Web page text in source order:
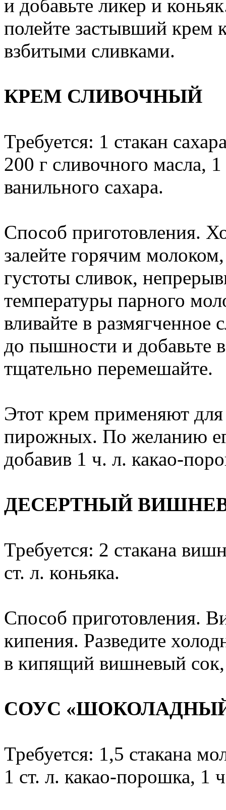
и добавьте ликер и
полейте застывший крем
взбитыми сливками.
КРЕМ СЛИВОЧНЫЙ
Требуется: 1 стакан
200 г сливочного масла,
ванильного сахара.
Способ приготовления.
залейте горячим
густоты сливок,
температуры парного
вливайте в размягченное
до пышности и добавьте
тщательно перемешайте.
Этот крем применяют
пирожных. По желанию
добавив 1 ч. л. какао-
ДЕСЕРТНЫЙ
Требуется: 2 стакана
ст. л. коньяка.
Способ приготовления.
кипения. Разведите
в кипящий вишневый сок,
СОУС
Требуется: 1,5 стакана
1 ст. л. какао-порошка, 1